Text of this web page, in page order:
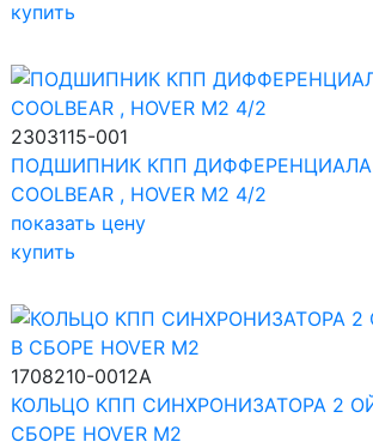
купить
2303115-001
ПОДШИПНИК КПП
COOLBEAR , HOVER M2 4/2
показать цену
купить
1708210-0012A
КОЛЬЦО КПП СИНХРОНИЗАТОРА 2
СБОРЕ HOVER M2